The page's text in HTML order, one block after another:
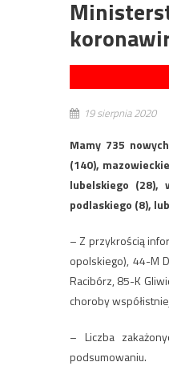
19 sierpnia 2020
Mamy 735
(140),
lubelskiego (28),
podlaskiego (8),
– Z przykrością
opolskiego), 44-M
Racibórz, 85-K
choroby
– Liczba
podsumowaniu.